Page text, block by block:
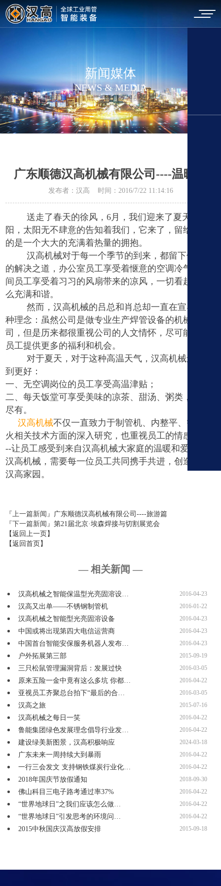
新闻媒体
NEWS & MEDIA
广东顺德汉高机械有限公司----温暖篇
发布者：汉高 时间：2016/7/22 11:14:16
送走了春天的徐风， 6月，我们迎来了夏天的骄
阳，太阳无不肆意的告知着我们，它来了，留给我们
的是一个大大的充满着热量的拥抱。
汉高机械对于每一个季节的到来，都留下他特有
的解决之道，办公室员工享受着惬意的空调冷气，车
间员工享受着习习的风扇带来的凉风，一切看起来那
么充满和谐。
然而，汉高机械的吕总和肖总却一直在宣导着一
种理念：虽然公司是做专业生产焊管设备的机械公
司，但是历来都很重视公司的人文情怀，尽可能的为
员工提供更多的福利和机会。
对于夏天，对于这种高温天气，汉高机械还能做
到更好：
一、 无空调岗位的员工享受高温津贴；
二、每天饭堂可享受美味的凉茶、甜汤、粥类，应有
尽有。
汉高机械不仅一直致力于制管机、内整平、智能退
火相关技术方面的深入研究，也重视员工的情感需求
--让员工感受到来自汉高机械大家庭的温暖和爱意，
汉高机械，需要每一位员工共同携手共进，创造美好
汉高家园。
『上一篇新闻』 广东顺德汉高机械有限公司----旅游篇
『下一篇新闻』第21届北京·埃森焊接与切割展览会
【返回上一页】
【返回首页】
— 相关新闻 —
汉高机械之智能保温型光亮固溶设… 2016-04-23
汉高又出单——不锈钢制管机 2016-01-22
汉高机械之智能型光亮固溶设备 2016-04-23
中国或将出现第四大电信运营商 2016-04-23
中国首台智能安保服务机器人发布… 2016-04-23
户外拓展第三部 2015-09-19
三只松鼠管理漏洞背后：发展过快 2016-03-05
原来五险一金中竟有这么多坑 你都… 2016-04-22
亚视员工齐聚总台拍下“最后的合… 2016-03-05
汉高之旅 2015-07-16
汉高机械之每日一笑 2016-04-22
鲁能集团绿色发展理念倡导行业发… 2016-04-22
建设绿美新图景，汉高积极响应 2024-03-18
广东未来一周持续大到暴雨 2016-04-22
一行三会发文 支持钢铁煤炭行业化… 2016-04-22
2018年国庆节放假通知 2018-09-30
佛山科目三电子路考通过率37% 2016-04-22
“世界地球日”之我们应该怎么做… 2016-04-22
“世界地球日”引发思考的环境问… 2016-04-22
2015中秋国庆汉高放假安排 2015-09-18